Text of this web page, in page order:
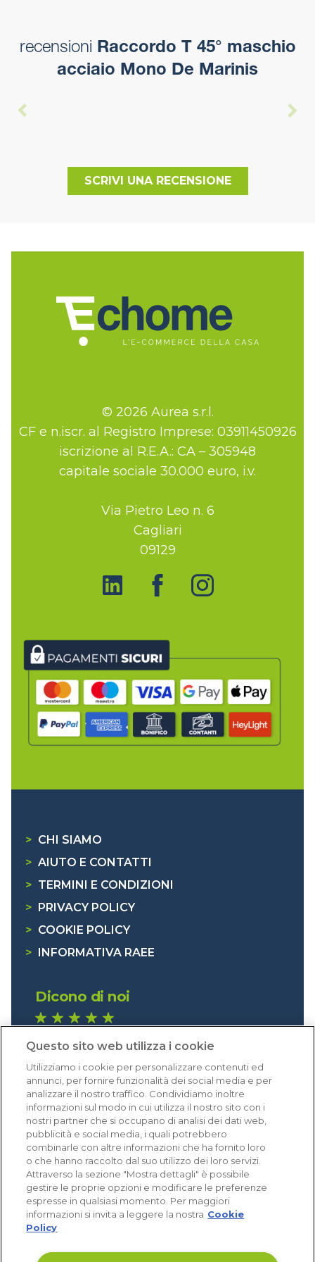
recensioni Raccordo T 45° maschio
acciaio Mono De Marinis
SCRIVI UNA RECENSIONE
© 2026 Aurea s.r.l.
CF e n.iscr. al Registro Imprese: 03911450926
iscrizione al R.E.A.: CA – 305948
capitale sociale 30.000 euro, i.v.
Via Pietro Leo n. 6
Cagliari
09129
> CHI SIAMO
> AIUTO E CONTATTI
> TERMINI E CONDIZIONI
>
PRIVACY POLICY
> COOKIE POLICY
>
INFORMATIVA RAEE
Dicono di noi
Eccellente (4,8)
Acquisti verificati
Questo sito web utilizza i cookie
Utilizziamo i cookie per personalizzare contenuti ed
annunci, per fornire funzionalità dei social media e per
analizzare il nostro traffico. Condividiamo inoltre
informazioni sul modo in cui utilizza il nostro sito con i
nostri partner che si occupano di analisi dei dati web,
pubblicità e social media, i quali potrebbero
combinarle con altre informazioni che ha fornito loro
o che hanno raccolto dal suo utilizzo dei loro servizi.
Attraverso la sezione "Mostra dettagli" è possibile
gestire le proprie opzioni e modificare le preferenze
espresse in qualsiasi momento. Per maggiori
informazioni si invita a leggere la nostra Cookie
Policy